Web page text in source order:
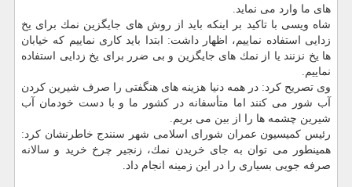
های ما وارد می نماید.
شاه ویسی با تاكید بر اینكه باید از روش های جایگزین نمك برای یخ
زدایی استفاده نماییم، اظهار داشت: ابتدا باید كاری نماییم كه خیابان
ها یخ نزنند یا از نمك های جایگزین و بی ضرر برای یخ زدایی استفاده
نماییم.
وی تصریح كرد: در همه دنیا هزینه های هنگفتی را صرف شیرین كردن
آب شور می كنند اما متأسفانه در كشور ما و با دست خودمان آب
شیرین چشمه ها را از بین می بریم.
رئیس كمیسیون عمران شورای اسلامی شهر سنندج خاطرنشان كرد:
همینطور می توان به جای خریدن نمك، زنجیر چرخ خرید و سالانه
صرفه جویی بسیاری را در این زمینه انجام داد.